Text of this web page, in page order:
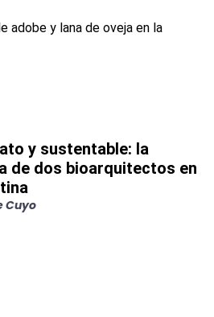
y sustentable: la
de dos bioarquitectos en
Cuyo